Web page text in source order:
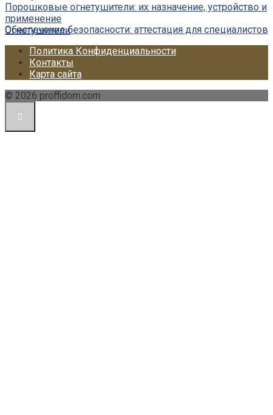
Порошковые огнетушители: их назначение, устройство и
применение
Огнетушители
Обеспечение безопасности: аттестация для специалистов
Политика Конфиденциальности
Контакты
Карта сайта
© 2026 proffidom.com